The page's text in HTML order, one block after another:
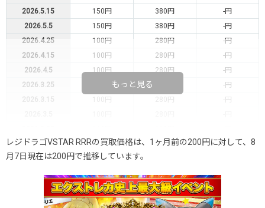
2026.5.15
150円 380円
-円
2026.5.5
150円 380円
-円
2026.4.25
100円 280円
-円
2026.4.15
100円 280円
-円
2026.4.5
100円 280円
-円
2026.3.25
-円
2026.3.15
100円 280円
-円
2026.2.15
100円 280円
-円
2026.2.5
100円
2026.1.25
100円 280円
2026.1.15
100円 280円
2026.1.5
100円 280円
もっと見る
レジドラゴVSTAR RRRの買取価格は、1ヶ月前の200円に対して、8
月7日現在は200円で推移しています。